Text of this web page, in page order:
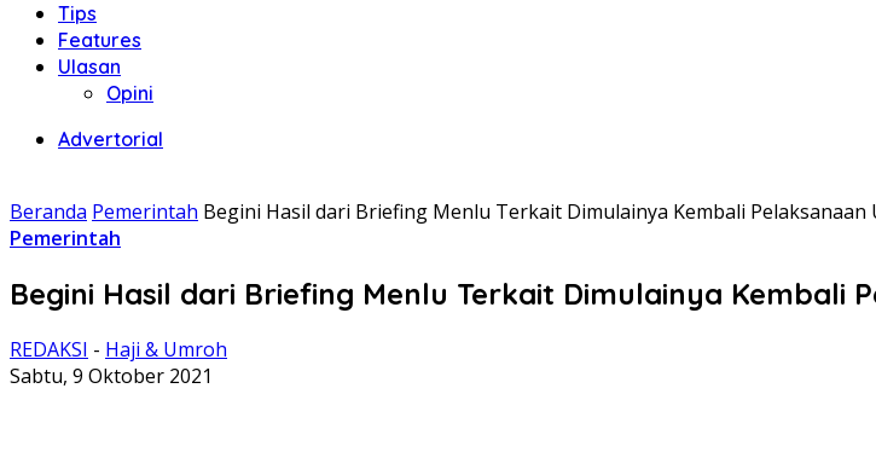
Tips
Features
Ulasan
Opini
Advertorial
Beranda Pemerintah Begini Hasil dari Briefing Menlu Terkait Dimulainya Kembali Pelaksanaan
Pemerintah
Begini Hasil dari Briefing Menlu Terkait Dimulainya Kembali
REDAKSI - Haji & Umroh
Sabtu, 9 Oktober 2021